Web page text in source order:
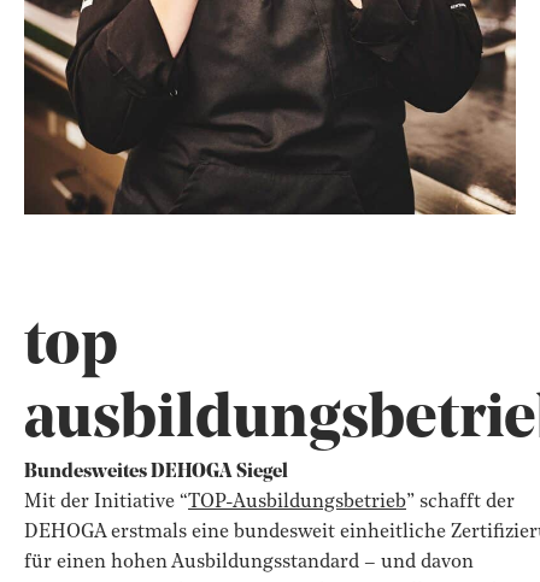
top
Bundesweites DEHOGA Siegel
Mit der Initiative “TOP-Ausbildungsbetrieb” schafft der
DEHOGA erstmals eine bundesweit einheitliche
für einen hohen Ausbildungsstandard – und davon